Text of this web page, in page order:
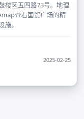
楼区五四路73号。地理
查看国贸广场的精
。
2025-02-25